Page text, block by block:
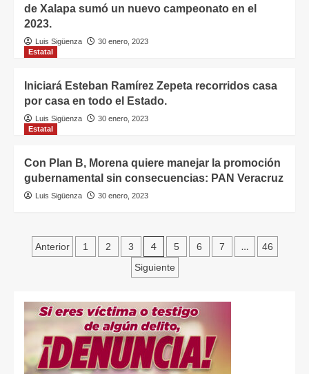
de Xalapa sumó un nuevo campeonato en el
2023.
Luis Sigüenza
30 enero, 2023
Estatal
Iniciará Esteban Ramírez Zepeta recorridos casa
por casa en todo el Estado.
Luis Sigüenza
30 enero, 2023
Estatal
Con Plan B, Morena quiere manejar la promoción
gubernamental sin consecuencias: PAN Veracruz
Luis Sigüenza 30 enero, 2023
Anterior 1 2 3 4 5 6 7 …
46
Siguiente